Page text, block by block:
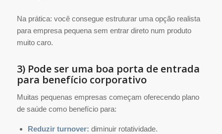
Na prática: você consegue estruturar uma opção realista
para empresa pequena sem entrar direto num produto
muito caro.
3) Pode ser uma boa porta de entrada
para benefício corporativo
Muitas pequenas empresas começam oferecendo plano
de saúde como benefício para:
Reduzir turnover: diminuir rotatividade.